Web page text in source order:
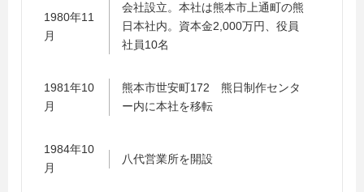
1980年11
月
会社設立。本社は熊本市上通町の熊
日本社内。資本金2,000万円、役員
社員10名
1981年10
月
熊本市世安町172 熊日制作センタ
ー内に本社を移転
1984年10
月
八代営業所を開設